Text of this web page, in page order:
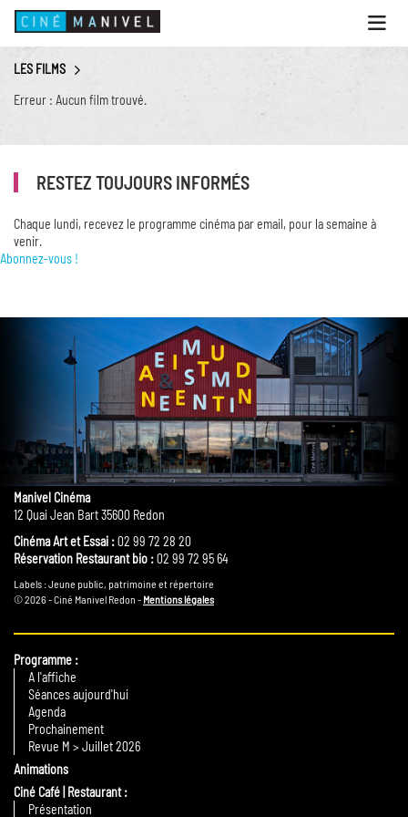
le
menu
ACCUEIL
PROGRAMME
ANIMATIONS
CINÉ CAFÉ | RESTAURANT
PRESTATIONS
INFOS PRATIQUES
LES FILMS
Erreur : Aucun film trouvé.
RESTEZ TOUJOURS INFORMÉS
Chaque lundi, recevez le programme cinéma par email, pour la semaine à
venir.
Abonnez-vous !
Manivel Cinéma
12 Quai Jean Bart 35600 Redon
Cinéma Art et Essai :02 99 72 28 20
Réservation Restaurant bio :02 99 72 95 64
Labels : Jeune public, patrimoine et répertoire
© 2026 - Ciné Manivel Redon - Mentions légales
Programme
A l'affiche
Séances aujourd'hui
Agenda
Prochainement
Revue M > Juillet 2026
Animations
Ciné Café | Restaurant
Présentation